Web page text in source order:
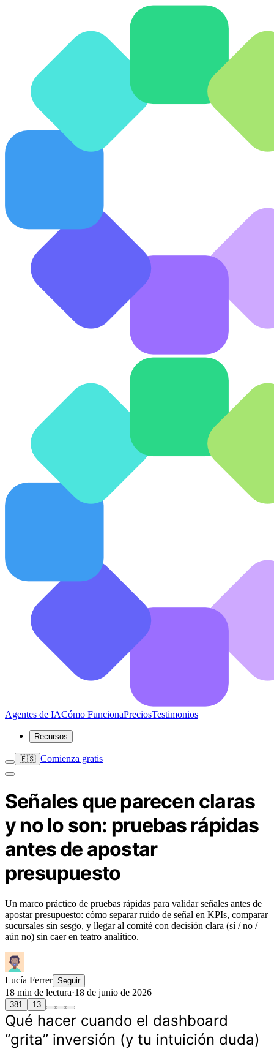
Agentes de IACómo FuncionaPreciosTestimonios
Recursos
🇪🇸 Comienza gratis
Señales que parecen claras
y no lo son: pruebas rápidas
antes de apostar
presupuesto
Un marco práctico de pruebas rápidas para validar señales antes de
apostar presupuesto: cómo separar ruido de señal en KPIs, comparar
sucursales sin sesgo, y llegar al comité con decisión clara (sí / no /
aún no) sin caer en teatro analítico.
Lucía Ferrer Seguir
18 min de lectura·18 de junio de 2026
381 13
Qué hacer cuando el dashboard
“grita” inversión (y tu intuición duda)